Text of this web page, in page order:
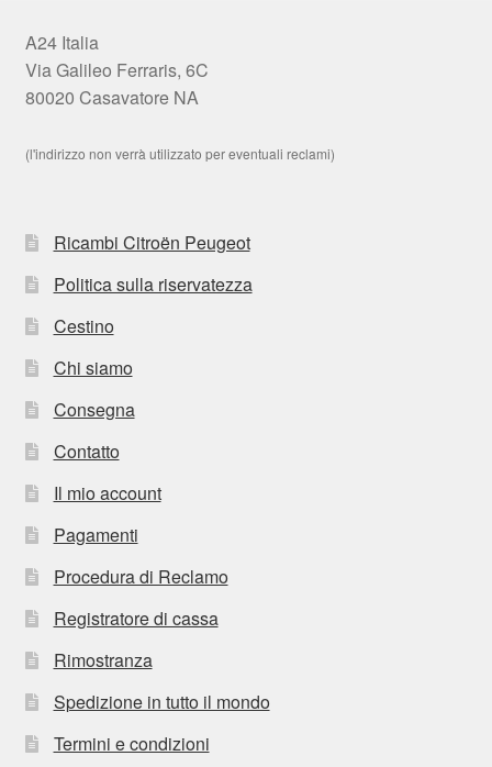
A24 Italia
Via Galileo Ferraris, 6C
80020 Casavatore NA
(l'indirizzo non verrà utilizzato per eventuali reclami)
Ricambi Citroën Peugeot
Politica sulla riservatezza
Cestino
Chi siamo
Consegna
Contatto
Il mio account
Pagamenti
Procedura di Reclamo
Registratore di cassa
Rimostranza
Spedizione in tutto il mondo
Termini e condizioni